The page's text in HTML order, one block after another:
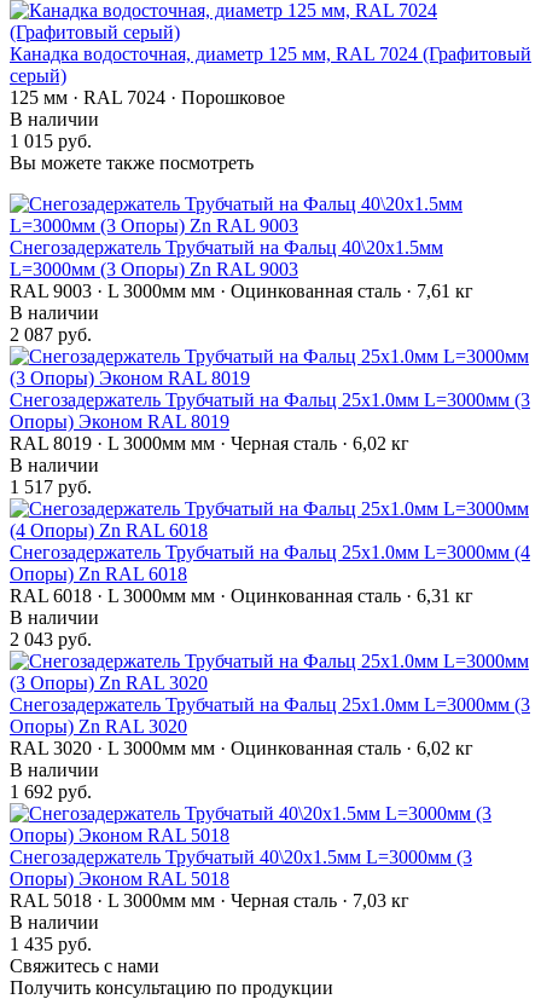
Канадка водосточная, диаметр 125 мм, RAL 7024 (Графитовый
серый)
125 мм · RAL 7024 · Порошковое
В наличии
1 015 руб.
Вы можете также посмотреть
Снегозадержатель Трубчатый на Фальц 40\20х1.5мм
L=3000мм (3 Опоры) Zn RAL 9003
RAL 9003 · L 3000мм мм · Оцинкованная сталь · 7,61 кг
В наличии
2 087 руб.
Снегозадержатель Трубчатый на Фальц 25х1.0мм L=3000мм (3
Опоры) Эконом RAL 8019
RAL 8019 · L 3000мм мм · Черная сталь · 6,02 кг
В наличии
1 517 руб.
Снегозадержатель Трубчатый на Фальц 25х1.0мм L=3000мм (4
Опоры) Zn RAL 6018
RAL 6018 · L 3000мм мм · Оцинкованная сталь · 6,31 кг
В наличии
2 043 руб.
Снегозадержатель Трубчатый на Фальц 25х1.0мм L=3000мм (3
Опоры) Zn RAL 3020
RAL 3020 · L 3000мм мм · Оцинкованная сталь · 6,02 кг
В наличии
1 692 руб.
Снегозадержатель Трубчатый 40\20х1.5мм L=3000мм (3
Опоры) Эконом RAL 5018
RAL 5018 · L 3000мм мм · Черная сталь · 7,03 кг
В наличии
1 435 руб.
Свяжитесь с нами
Получить консультацию по продукции